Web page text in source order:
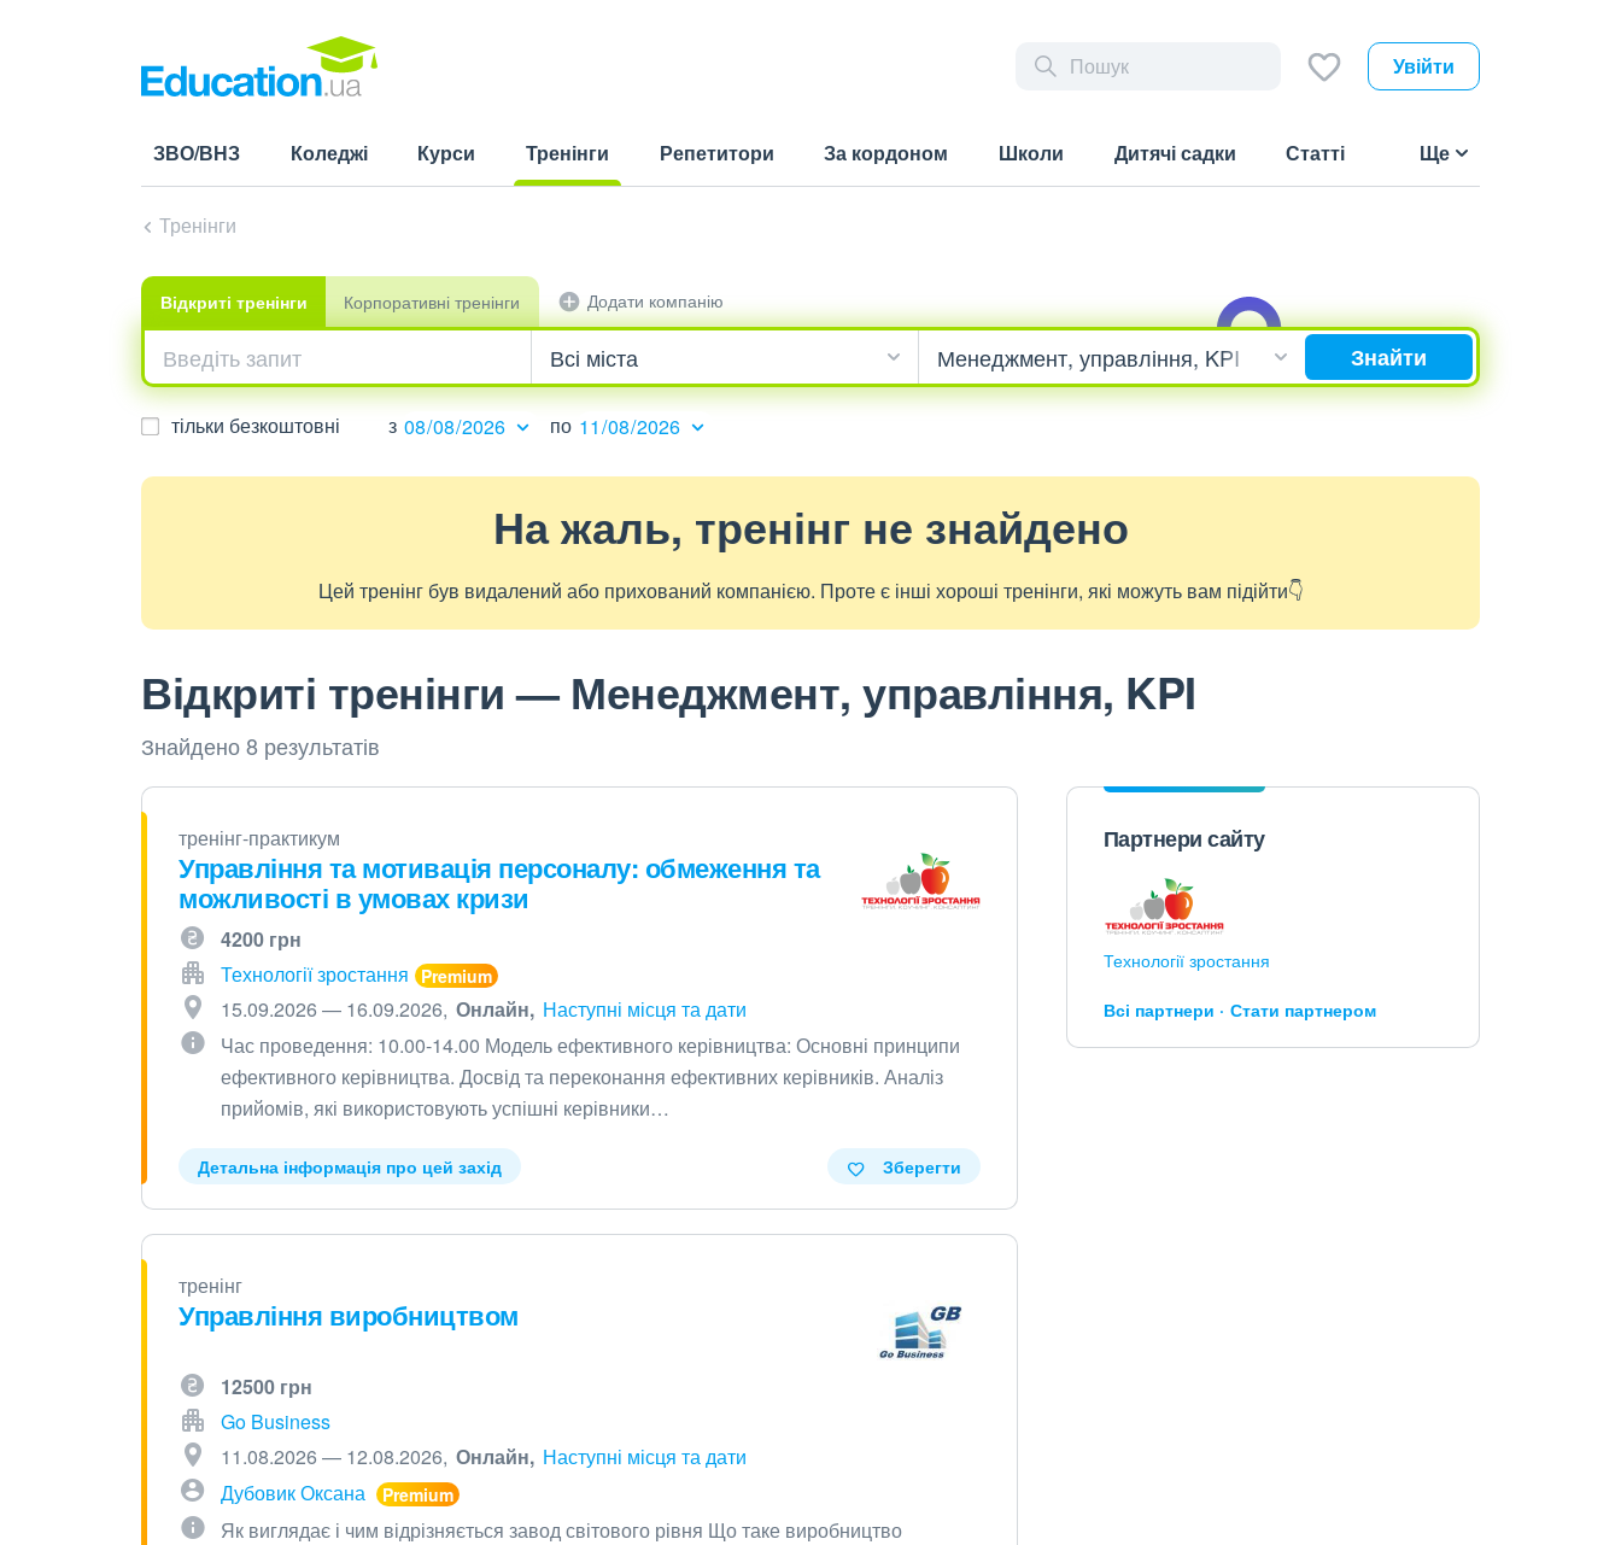
Увійти
ЗВО/ВНЗ Коледжі Курси
Тренінги
Репетитори За кордоном Школи Дитячі садки Статті Ще
Тренінги
Відкриті тренінги Корпоративні тренінги Додати компанію
Знайти
тільки безкоштовні з по
На жаль, тренінг не знайдено
Цей тренінг був видалений або прихований компанією. Проте є інші хороші тренінги, які можуть вам підійти👇
Відкриті тренінги — Менеджмент, управління, KPI
Знайдено 8 результатів
тренінг-практикум
Управління та мотивація персоналу: обмеження та
можливості в умовах кризи
4200 грн
Технології зростання
15.09.2026 — 16.09.2026 Онлайн Наступні місця та дати
Час проведення: 10.00-14.00 Модель ефективного керівництва: Основні принципи
ефективного керівництва. Досвід та переконання ефективних керівників. Аналіз
прийомів, які використовують успішні керівники…
Детальна інформація про цей захід Зберегти
тренінг
Управління виробництвом
12500 грн
Go Business
11.08.2026 — 12.08.2026 Онлайн Наступні місця та дати
Дубовик Оксана
Як виглядає і чим відрізняється завод світового рівня Що таке виробництво
Партнери сайту
Технології зростання
Всі партнери Стати партнером